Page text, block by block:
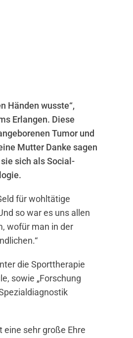
Händen wusste“,
Erlangen. Diese
Tumor und
Mutter Danke sagen
sich als Social-
für wohltätige
so war es uns allen
wofür man in der
die Sporttherapie
sowie „Forschung
eine sehr große Ehre